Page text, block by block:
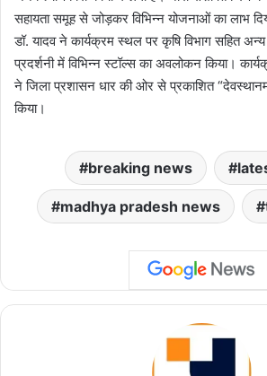
सहायता समूह से जोड़कर विभिन्न योजनाओं का लाभ
डॉ. यादव ने कार्यक्रम स्थल पर कृषि विभाग सहित अन्य
प्रदर्शनी में विभिन्न स्टॉल्स का अवलोकन किया।
ने जिला प्रशासन धार की ओर से प्रकाशित
किया।
breaking news
madhya pradesh news